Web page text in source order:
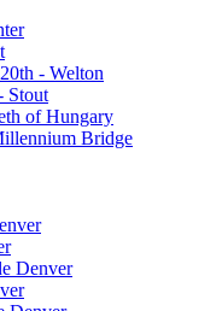
- Welton
Stout
of Hungary
Bridge
Denver